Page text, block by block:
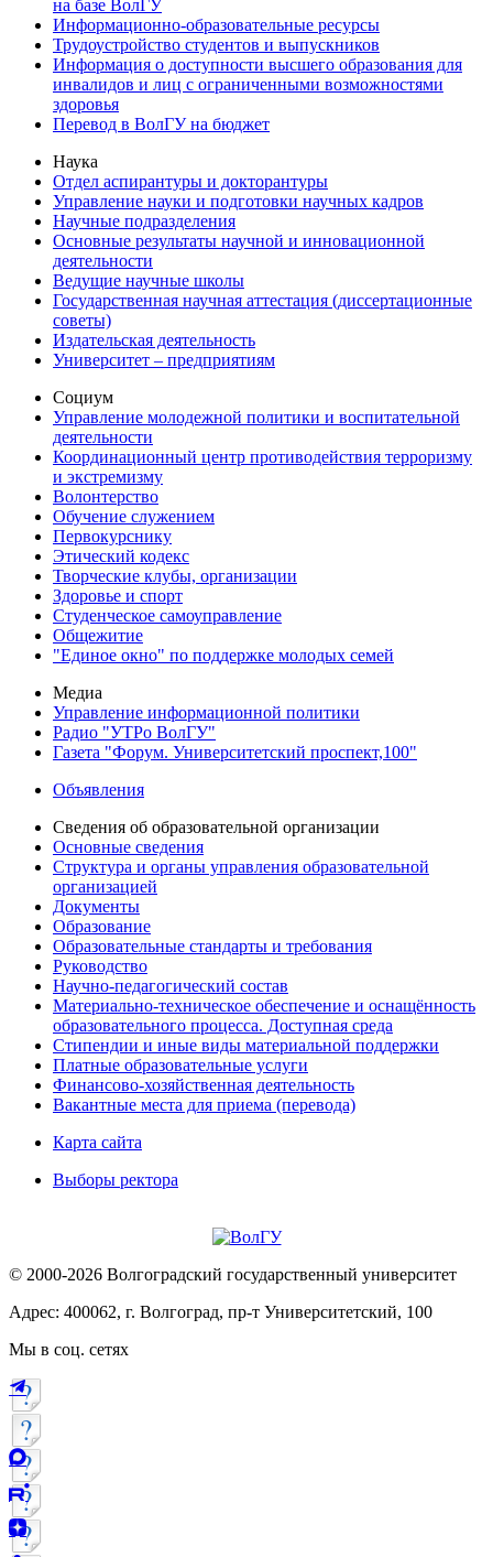
на базе ВолГУ
Информационно-образовательные ресурсы
Трудоустройство студентов и выпускников
Информация о доступности высшего образования для
инвалидов и лиц с ограниченными возможностями
здоровья
Перевод в ВолГУ на бюджет
Наука
Отдел аспирантуры и докторантуры
Управление науки и подготовки научных кадров
Научные подразделения
Основные результаты научной и инновационной
деятельности
Ведущие научные школы
Государственная научная аттестация (диссертационные
советы)
Издательская деятельность
Университет – предприятиям
Социум
Управление молодежной политики и воспитательной
деятельности
Координационный центр противодействия терроризму
и экстремизму
Волонтерство
Обучение служением
Первокурснику
Этический кодекс
Творческие клубы, организации
Здоровье и спорт
Студенческое самоуправление
Общежитие
"Единое окно" по поддержке молодых семей
Медиа
Управление информационной политики
Радио "УТРо ВолГУ"
Газета "Форум. Университетский проспект,100"
Объявления
Сведения об образовательной организации
Основные сведения
Структура и органы управления образовательной
организацией
Документы
Образование
Образовательные стандарты и требования
Руководство
Научно-педагогический состав
Материально-техническое обеспечение и оснащённость
образовательного процесса. Доступная среда
Стипендии и иные виды материальной поддержки
Платные образовательные услуги
Финансово-хозяйственная деятельность
Вакантные места для приема (перевода)
Карта сайта
Выборы ректора
© 2000-2026 Волгоградский государственный университет
Адрес: 400062, г. Волгоград, пр-т Университетский, 100
Мы в соц. сетях